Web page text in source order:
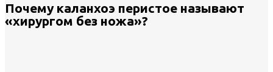
Почему каланхоэ перистое называют
«хирургом без ножа»?